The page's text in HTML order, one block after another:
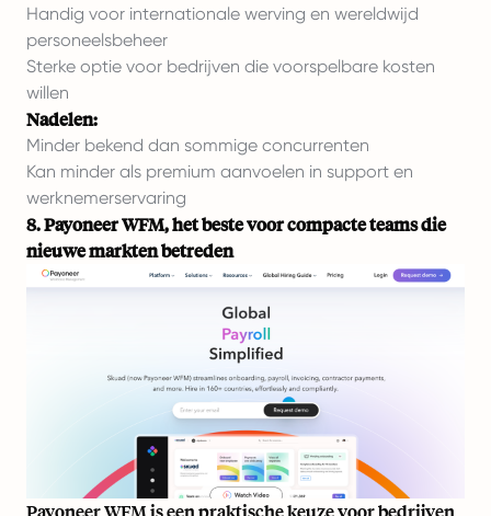
Handig voor internationale werving en wereldwijd
personeelsbeheer
Sterke optie voor bedrijven die voorspelbare kosten
willen
Nadelen:
Minder bekend dan sommige concurrenten
Kan minder als premium aanvoelen in support en
werknemerservaring
8. Payoneer WFM, het beste voor compacte teams die
nieuwe markten betreden
Payoneer WFM is een praktische keuze voor bedrijven